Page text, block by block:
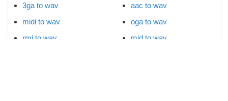
3ga to wav
midi to wav
rmi to wav
aac to wav
oga to wav
mid to wav